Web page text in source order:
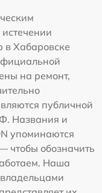
в Хабаровске
на ремонт,
публичной
Названия и
упоминаются
чтобы обозначить
Наша